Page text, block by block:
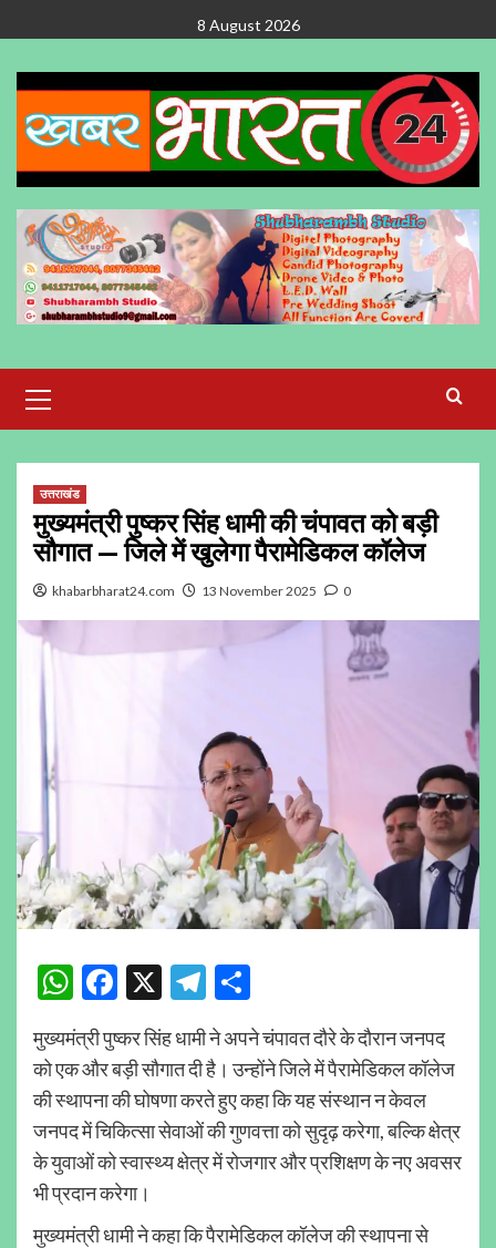
to
content
8 August 2026
Menu
उत्तराखंड
मुख्यमंत्री पुष्कर सिंह धामी की चंपावत को बड़ी
सौगात — जिले में खुलेगा पैरामेडिकल कॉलेज
khabarbharat24.com 13 November 2025 0
WhatsApp
Facebook
X Telegram
मुख्यमंत्री पुष्कर सिंह धामी ने अपने चंपावत दौरे के दौरान जनपद
को एक और बड़ी सौगात दी है। उन्होंने जिले में पैरामेडिकल कॉलेज
की स्थापना की घोषणा करते हुए कहा कि यह संस्थान न केवल
जनपद में चिकित्सा सेवाओं की गुणवत्ता को सुदृढ़ करेगा, बल्कि क्षेत्र
के युवाओं को स्वास्थ्य क्षेत्र में रोजगार और प्रशिक्षण के नए अवसर
भी प्रदान करेगा।
मुख्यमंत्री धामी ने कहा कि पैरामेडिकल कॉलेज की स्थापना से